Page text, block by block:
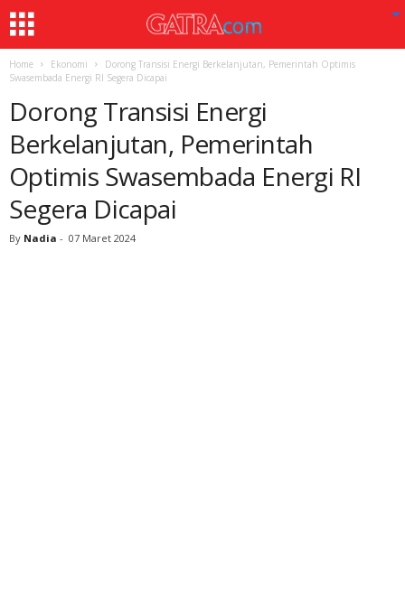
Home Ekonomi
Dorong Transisi Energi Berkelanjutan, Pemerintah Optimis
Swasembada Energi RI Segera Dicapai
Dorong Transisi Energi
Berkelanjutan, Pemerintah
Optimis Swasembada Energi RI
Segera Dicapai
By Nadia - 07 Maret 2024